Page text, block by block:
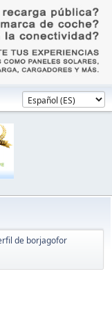
de borjagofor